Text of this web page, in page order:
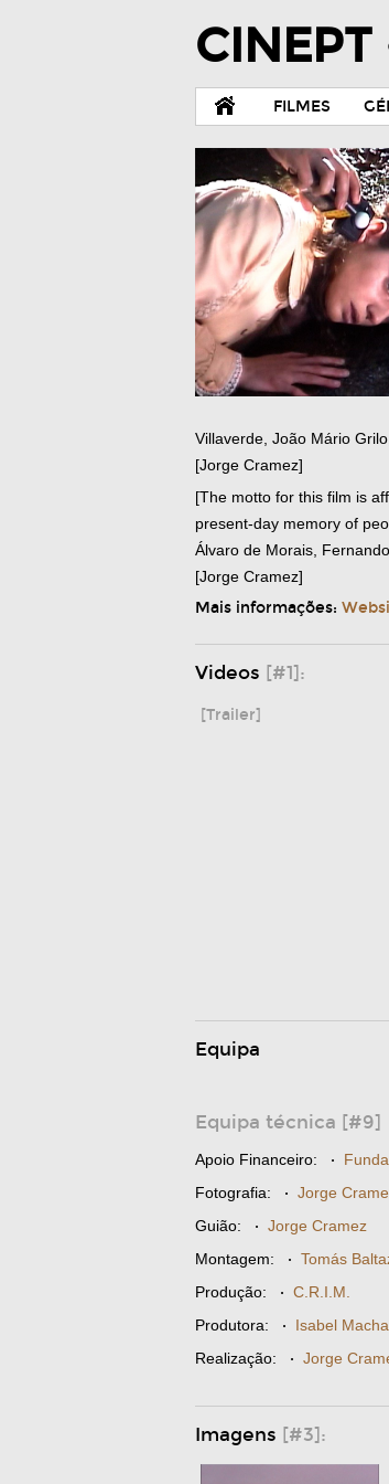
CINEPT
FILMES
Villaverde, João Mário
[Jorge Cramez]
[The motto for this film is
present-day memory of
Álvaro de Morais,
[Jorge Cramez]
Mais informações:
Videos [#1]:
[Trailer]
Equipa
Equipa técnica [#9]
Apoio Financeiro: ·
Fotografia: · Jorge
Guião: · Jorge Cramez
Montagem: · Tomás
Produção: · C.R.I.M.
Produtora: · Isabel
Realização: · Jorge
Imagens [#3]: